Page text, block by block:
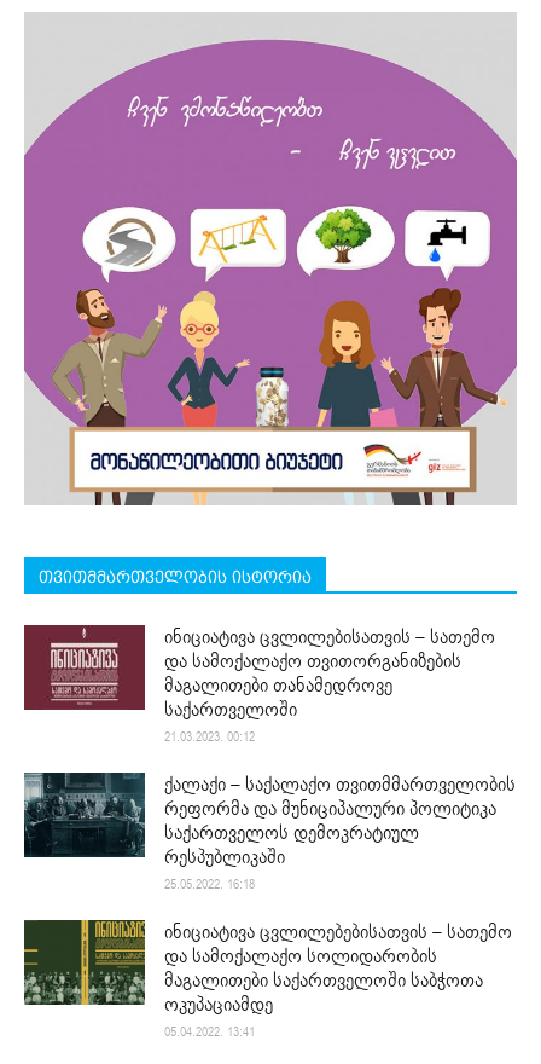
თვითმმართველობის ისტორია
ინიციატივა ცვლილებისათვის – სათემო
და სამოქალაქო თვითორგანიზების
მაგალითები თანამედროვე
საქართველოში
21.03.2023. 00:12
ქალაქი – საქალაქო თვითმმართველობის
რეფორმა და მუნიციპალური პოლიტიკა
საქართველოს დემოკრატიულ
რესპუბლიკაში
25.05.2022. 16:18
ინიციატივა ცვლილებებისათვის – სათემო
და სამოქალაქო სოლიდარობის
მაგალითები საქართველოში საბჭოთა
ოკუპაციამდე
05.04.2022. 13:41